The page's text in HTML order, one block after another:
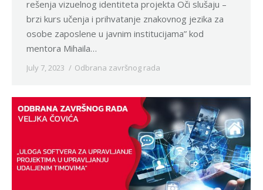
rešenja vizuelnog identiteta projekta Oči slušaju –
brzi kurs učenja i prihvatanje znakovnog jezika za
osobe zaposlene u javnim institucijama” kod
mentora Mihaila…
July 7, 2023 Odbrana završnog rada